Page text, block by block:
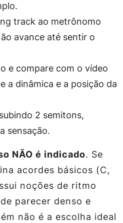
track ao metrônomo
avance até sentir o
e compare com o vídeo
a dinâmica e a posição da
2 semitons,
sensação.
NÃO é indicado. Se
acordes básicos (C,
noções de ritmo
parecer denso e
não é a escolha ideal